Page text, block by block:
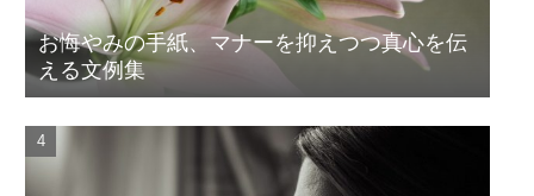
お悔やみの手紙、マナーを抑えつつ真心を伝
える文例集